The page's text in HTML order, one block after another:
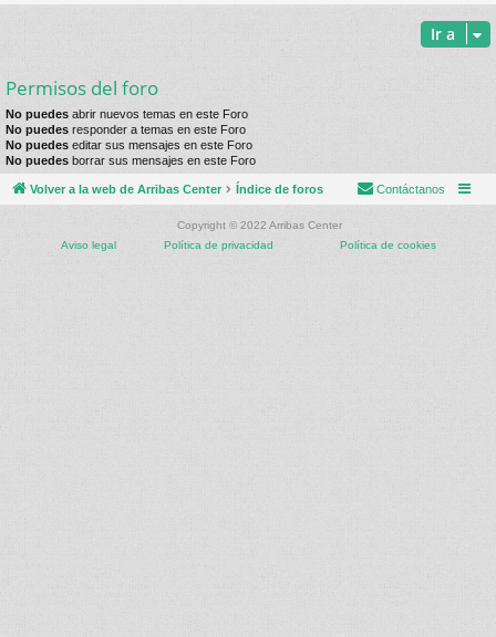
Ir a
Permisos del foro
No puedes abrir nuevos temas en este Foro
No puedes responder a temas en este Foro
No puedes editar sus mensajes en este Foro
No puedes borrar sus mensajes en este Foro
Volver a la web de Arribas Center Índice de foros Contáctanos
Copyright © 2022 Arribas Center
Aviso legal
Política de privacidad Política de cookies